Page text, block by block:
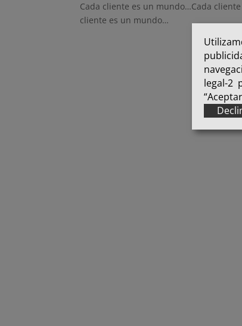
Cada cliente es un mundo…Cada
cliente es un mundo…
legal-2